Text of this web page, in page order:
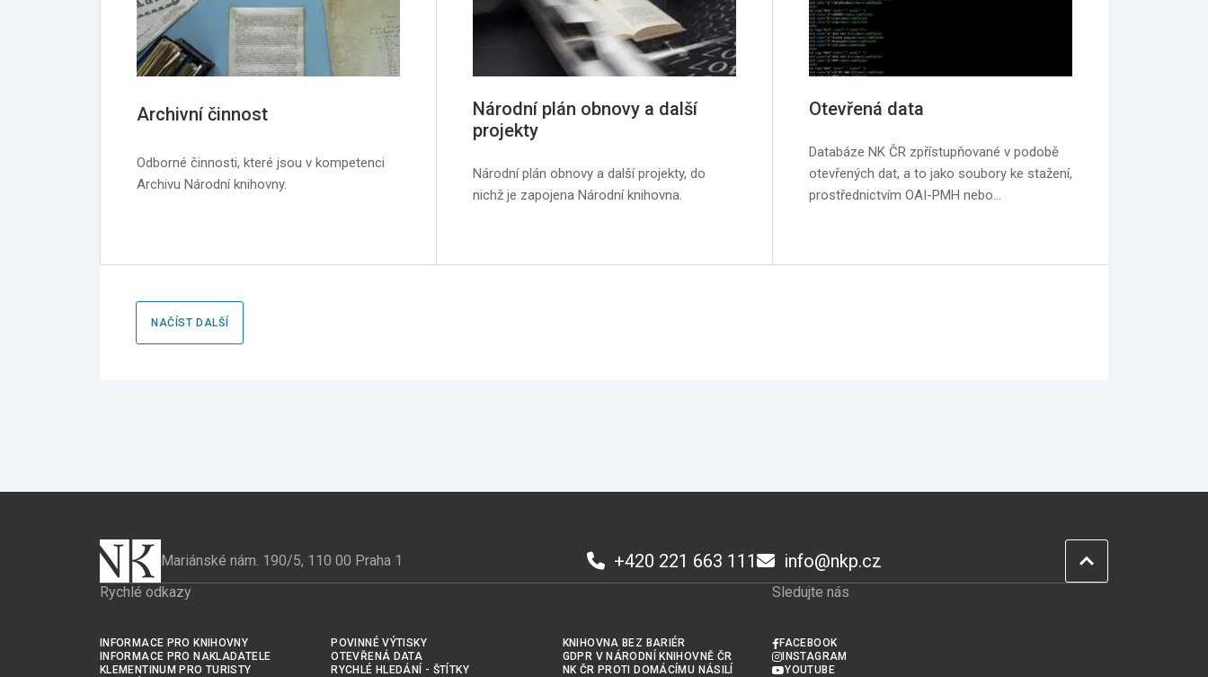
Archivní činnost
Odborné činnosti, které jsou v kompetenci
Archivu Národní knihovny.
Národní plán obnovy a další
projekty
Národní plán obnovy a další projekty, do
nichž je zapojena Národní knihovna.
Otevřená data
Databáze NK ČR zpřístupňované v podobě
otevřených dat, a to jako soubory ke stažení,
prostřednictvím OAI-PMH nebo…
NAČÍST DALŠÍ
Mariánské nám. 190/5, 110 00 Praha 1 +420 221 663 111 info@nkp.cz
Rychlé odkazy
INFORMACE PRO KNIHOVNY
INFORMACE PRO NAKLADATELE
KLEMENTINUM PRO TURISTY
POVINNÉ VÝTISKY
OTEVŘENÁ DATA
RYCHLÉ HLEDÁNÍ - ŠTÍTKY
KNIHOVNA BEZ BARIÉR
GDPR V NÁRODNÍ KNIHOVNĚ ČR
NK ČR PROTI DOMÁCÍMU NÁSILÍ
Sledujte nás
FACEBOOK
INSTAGRAM
YOUTUBE